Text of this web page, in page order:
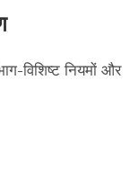
विशिष्ट नियमों और